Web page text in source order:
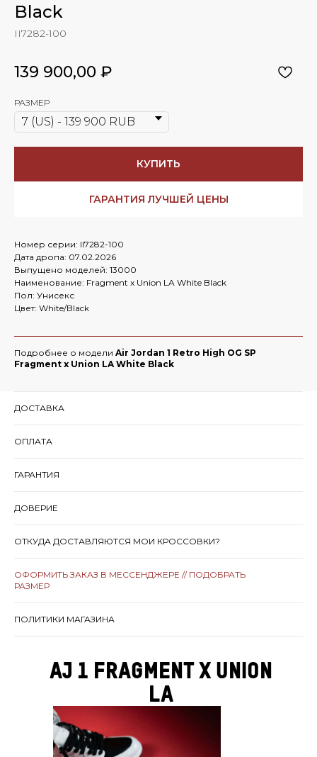
Black
II7282-100
139 900,00 ₽
РАЗМЕР
КУПИТЬ
ГАРАНТИЯ ЛУЧШЕЙ ЦЕНЫ
Номер серии: II7282-100
Дата дропа: 07.02.2026
Выпущено моделей: 13000
Наименование: Fragment x Union LA White Black
Пол: Унисекс
Цвет: White/Black
Подробнее о модели Air Jordan 1 Retro High OG SP
Fragment x Union LA White Black
ДОСТАВКА
ОПЛАТА
ГАРАНТИЯ
ДОВЕРИЕ
ОТКУДА ДОСТАВЛЯЮТСЯ МОИ КРОССОВКИ?
ОФОРМИТЬ ЗАКАЗ В МЕССЕНДЖЕРЕ // ПОДОБРАТЬ
РАЗМЕР
ПОЛИТИКИ МАГАЗИНА
AJ 1 fragment x UNION
LA